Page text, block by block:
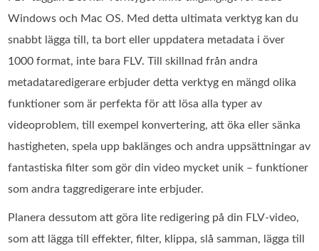
Windows och Mac OS. Med detta ultimata verktyg kan du
snabbt lägga till, ta bort eller uppdatera metadata i över
1000 format, inte bara FLV. Till skillnad från andra
metadataredigerare erbjuder detta verktyg en mängd olika
funktioner som är perfekta för att lösa alla typer av
videoproblem, till exempel konvertering, att öka eller sänka
hastigheten, spela upp baklänges och andra uppsättningar av
fantastiska filter som gör din video mycket unik – funktioner
som andra taggredigerare inte erbjuder.
Planera dessutom att göra lite redigering på din FLV-video,
som att lägga till effekter, filter, klippa, slå samman, lägga till